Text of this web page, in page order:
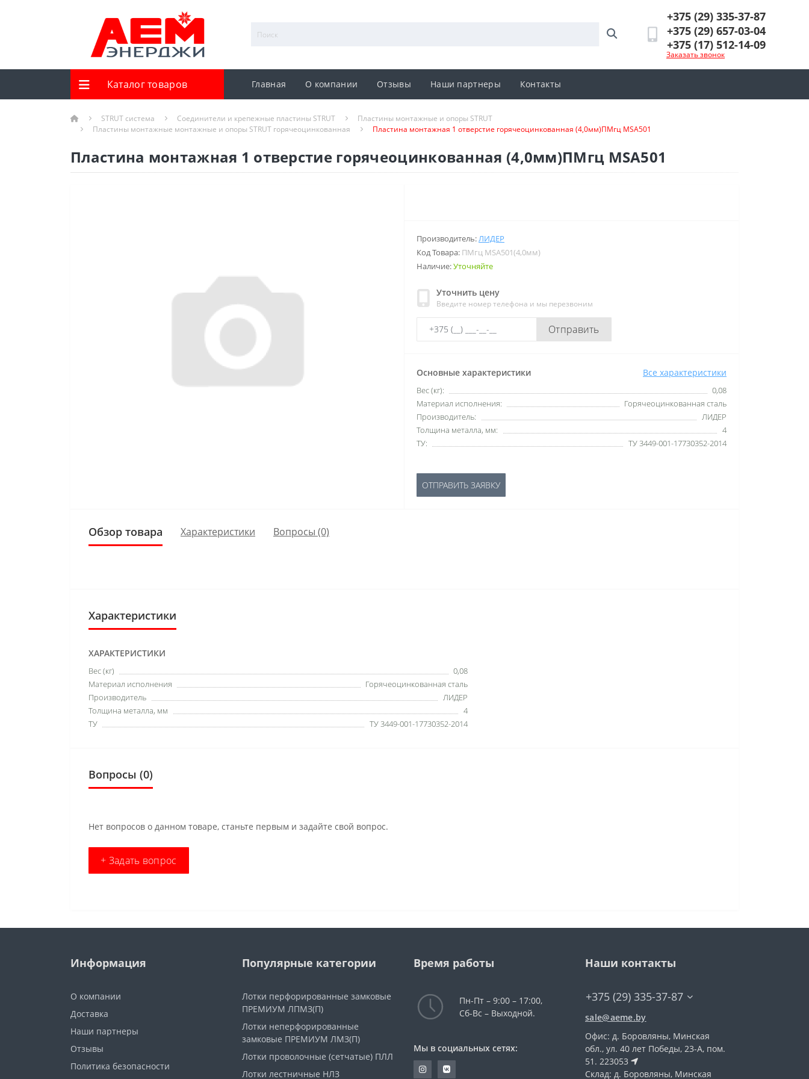
+375 (29) 335-37-87
+375 (29) 657-03-04
+375 (17) 512-14-09
Заказать звонок
Каталог товаров Главная О компании Отзывы Наши партнеры Контакты
STRUT система Соединители и крепежные пластины STRUT
Пластины монтажные и опоры STRUT
Пластины монтажные монтажные и опоры STRUT горячеоцинкованная
Пластина монтажная 1 отверстие горячеоцинкованная (4,0мм)ПМгц MSA501
Пластина монтажная 1 отверстие горячеоцинкованная (4,0мм)ПМгц MSA501
Производитель:ЛИДЕР
Код Товара: ПМгц MSA501(4,0мм)
Наличие:Уточняйте
Уточнить цену
Введите номер телефона и мы перезвоним
Отправить
Основные характеристики Все характеристики
Вес (кг):
0,08
Материал исполнения:
Горячеоцинкованная сталь
Производитель:
ЛИДЕР
Толщина металла, мм:
4
ТУ:
ТУ 3449-001-17730352-2014
ОТПРАВИТЬ ЗАЯВКУ
Обзор товара Характеристики Вопросы (0)
Характеристики
ХАРАКТЕРИСТИКИ
Вес (кг)
0,08
Материал исполнения
Горячеоцинкованная сталь
Производитель
ЛИДЕР
Толщина металла, мм
4
ТУ
ТУ 3449-001-17730352-2014
Вопросы (0)
Нет вопросов о данном товаре, станьте первым и задайте свой вопрос.
+ Задать вопрос
Информация
О компании
Доставка
Наши партнеры
Отзывы
Политика безопасности
Популярные категории
Лотки перфорированные замковые
ПРЕМИУМ ЛПМЗ(П)
Лотки неперфорированные
замковые ПРЕМИУМ ЛМЗ(П)
Лотки проволочные (сетчатые) ПЛЛ
Лотки лестничные НЛЗ
Время работы
Пн-Пт – 9:00 – 17:00,
Сб-Вс – Выходной.
Мы в социальных сетях:
Наши контакты
+375 (29) 335-37-87
sale@aeme.by
Офис: д. Боровляны, Минская
обл., ул. 40 лет Победы, 23-А, пом.
51. 223053
Склад: д. Боровляны, Минская